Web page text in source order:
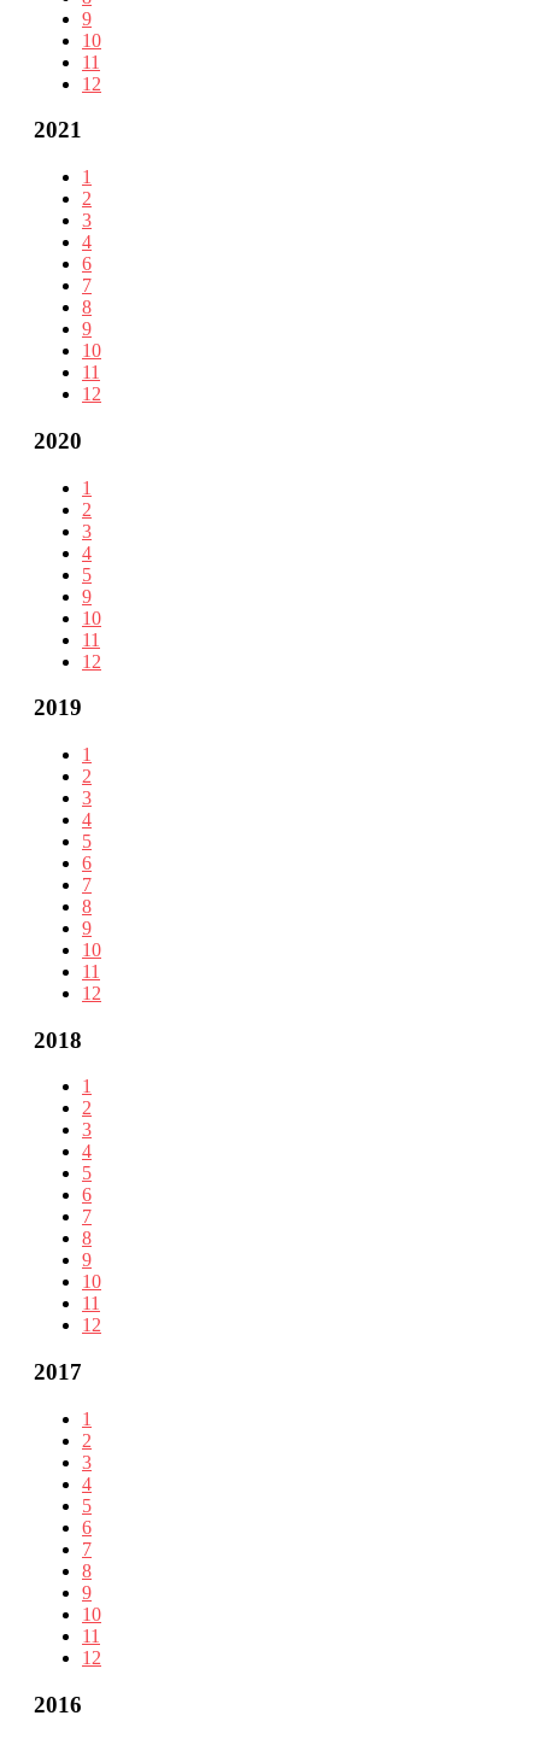
9
10
11
12
2021
1
2
3
4
6
7
8
9
10
11
12
2020
1
2
3
4
5
9
10
11
12
2019
1
2
3
4
5
6
7
8
9
10
11
12
2018
1
2
3
4
5
6
7
8
9
10
11
12
2017
1
2
3
4
5
6
7
8
9
10
11
12
2016